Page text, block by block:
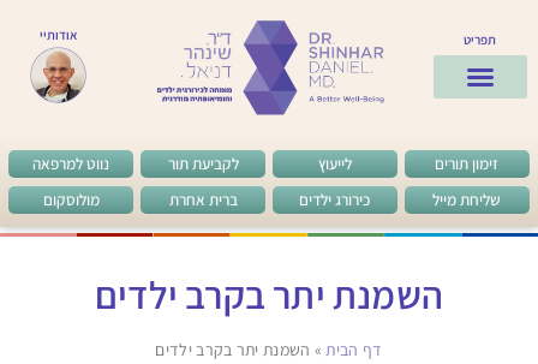
תפריט אודותיי
זימון תורים
שליחת מייל
לייעוץ
כירורג ילדים
לקביעת תור
ברית אחרת
נווט למרפאה
מולוסקום
השמנת יתר בקרב ילדים
דף הבית» השמנת יתר בקרב ילדים